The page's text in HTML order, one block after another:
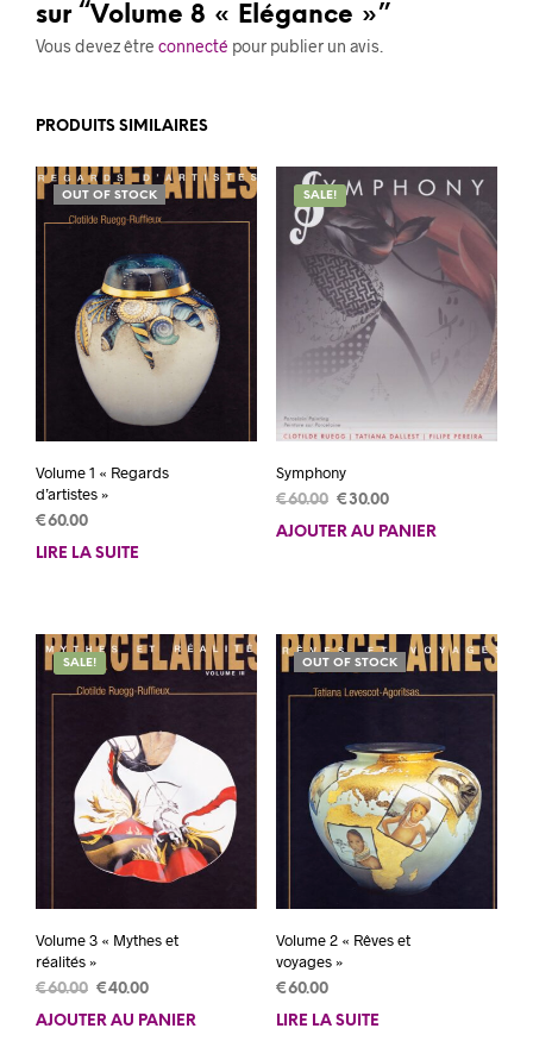
sur “Volume 8 « Elégance »”
Vous devez être connecté pour publier un avis.
PRODUITS SIMILAIRES
OUT OF STOCK
Volume 1 « Regards
d’artistes »
€60.00
LIRE LA SUITE
SALE!
Symphony
€60.00 Le
prix
€30.00Le
prix
AJOUTER AU PANIER
SALE!
Volume 3 « Mythes et
réalités »
€60.00 Le
prix
€40.00Le
prix
AJOUTER AU PANIER
OUT OF STOCK
Volume 2 « Rêves et
voyages »
€60.00
LIRE LA SUITE